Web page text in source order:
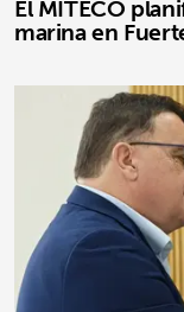
El MITECO
marina en